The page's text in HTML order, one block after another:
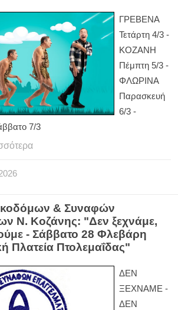
ΓΡΕΒΕΝΑ
Τετάρτη 4/3 -
ΚΟΖΑΝΗ
Πέμπτη 5/3 -
ΦΛΩΡΙΝΑ
Παρασκευή
6/3 -
7/3
& Συναφών
Ν. Κοζάνης: "Δεν ξεχνάμε,
- Σάββατο 28 Φλεβάρη
Πλατεία Πτολεμαΐδας"
ΔΕΝ
ΞΕΧΝΑΜΕ -
ΔΕΝ